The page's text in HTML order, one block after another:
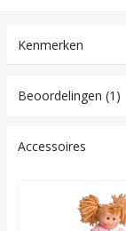
Kenmerken
Beoordelingen (1)
Accessoires